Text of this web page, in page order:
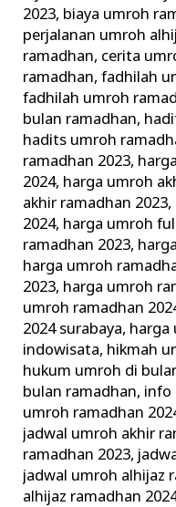
2023, biaya umroh
perjalanan umroh
ramadhan, cerita
ramadhan,fadhilah
fadhilah umroh
bulan ramadhan,
hadits umroh
ramadhan 2023,
2024, harga umroh
akhir ramadhan 2023,
2024, harga umroh
ramadhan 2023,
harga umroh
2023, harga umroh
umroh ramadhan
2024 surabaya, harga
indowisata, hikmah
hukum umroh di
bulan ramadhan, info
umroh ramadhan
jadwal umroh akhir
ramadhan 2023,
jadwal umroh alhijaz
alhijaz ramadhan